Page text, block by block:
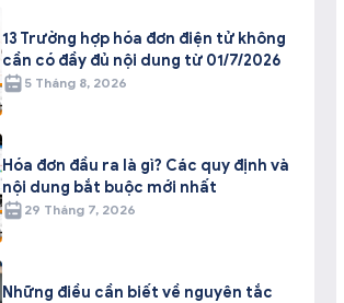
13 Trường hợp hóa đơn điện tử không
cần có đầy đủ nội dung từ 01/7/2026
5 Tháng 8, 2026
Hóa đơn đầu ra là gì? Các quy định và
nội dung bắt buộc mới nhất
29 Tháng 7, 2026
Những điều cần biết về nguyên tắc